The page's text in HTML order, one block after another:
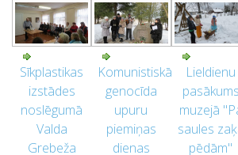
Sīkplastikas
izstādes
noslēgumā
Valda
Grebeža
Komunistiskā
genocīda
upuru
piemiņas
dienas
Lieldienu
pasākums
muzejā
saules
pēdām"